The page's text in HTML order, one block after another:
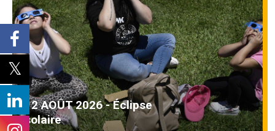
12 AOÛT 2026 - Éclipse
solaire